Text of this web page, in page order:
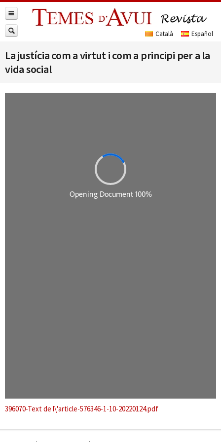
La justícia com a virtut i com a principi per a la
vida social
396070-Text de l\'article-576346-1-10-20220124.pdf